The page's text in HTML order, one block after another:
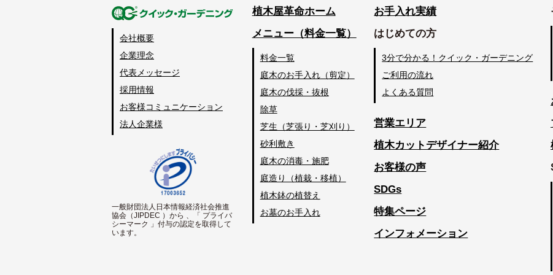
会社概要
企業理念
代表メッセージ
採用情報
お客様コミュニケーション
法人企業様
一般財団法人日本情報経済社会推進
協会（JIPDEC ）から 、「 プライバ
シーマーク 」付与の認定を取得して
います。
植木屋革命ホーム
メニュー（料金一覧）
料金一覧
庭木のお手入れ（剪定）
庭木の伐採・抜根
除草
芝生（芝張り・芝刈り）
砂利敷き
庭木の消毒・施肥
庭造り（植栽・移植）
植木鉢の植替え
お墓のお手入れ
お手入れ実績
はじめての方
3分で分かる！クイック・ガーデニング
ご利用の流れ
よくある質問
営業エリア
植木カットデザイナー紹介
お客様の声
SDGs
特集ページ
インフォメーション